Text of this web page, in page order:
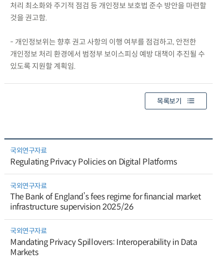
처리 최소화와 주기적 점검 등 개인정보 보호법 준수 방안을 마련할
것을 권고함.
- 개인정보위는 향후 권고 사항의 이행 여부를 점검하고, 안전한
개인정보 처리 환경에서 범정부 보이스피싱 예방 대책이 추진될 수
있도록 지원할 계획임.
목록보기
국외연구자료
Regulating Privacy Policies on Digital Platforms
국외연구자료
The Bank of England’s fees regime for financial market
infrastructure supervision 2025/26
국외연구자료
Mandating Privacy Spillovers: Interoperability in Data
Markets